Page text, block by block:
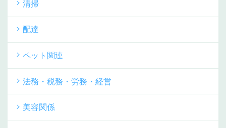
清掃
配達
ペット関連
法務・税務・労務・経営
美容関係